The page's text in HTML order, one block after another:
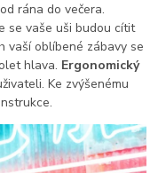
rána do večera.
se vaše uši budou cítit
vaší oblíbené zábavy se
hlava. Ergonomický
Ke zvýšenému